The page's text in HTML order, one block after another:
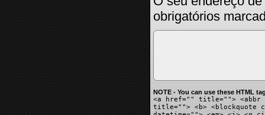
obrigatórios
NOTE - You can use these HTML
<a href="" title=""> <abbr
title=""> <b> <blockquote